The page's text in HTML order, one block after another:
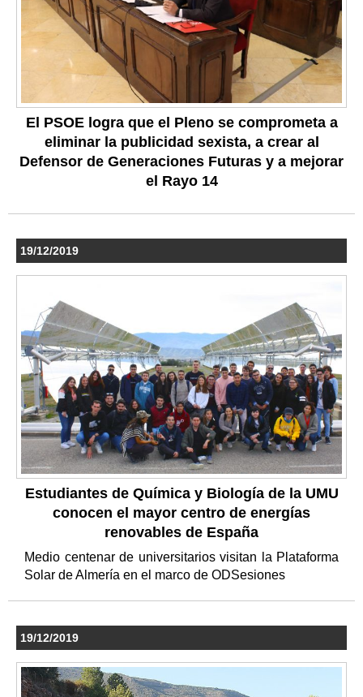
El PSOE logra que el Pleno se comprometa a
eliminar la publicidad sexista, a crear al
Defensor de Generaciones Futuras y a mejorar
el Rayo 14
19/12/2019
Estudiantes de Química y Biología de la UMU
conocen el mayor centro de energías
renovables de España
Medio centenar de universitarios visitan la Plataforma
Solar de Almería en el marco de ODSesiones
19/12/2019